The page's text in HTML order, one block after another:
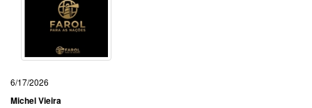
6/17/2026
Michel Vieira